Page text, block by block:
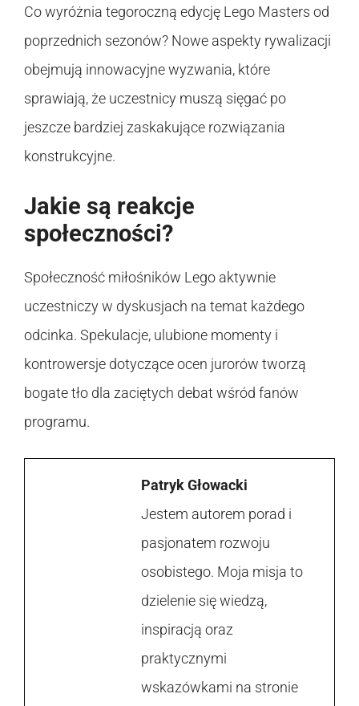
Co wyróżnia tegoroczną edycję Lego Masters od
poprzednich sezonów? Nowe aspekty rywalizacji
obejmują innowacyjne wyzwania, które
sprawiają, że uczestnicy muszą sięgać po
jeszcze bardziej zaskakujące rozwiązania
konstrukcyjne.
Jakie są reakcje
społeczności?
Społeczność miłośników Lego aktywnie
uczestniczy w dyskusjach na temat każdego
odcinka. Spekulacje, ulubione momenty i
kontrowersje dotyczące ocen jurorów tworzą
bogate tło dla zaciętych debat wśród fanów
programu.
Patryk Głowacki
Jestem autorem porad i
pasjonatem rozwoju
osobistego. Moja misja to
dzielenie się wiedzą,
inspiracją oraz
praktycznymi
wskazówkami na stronie